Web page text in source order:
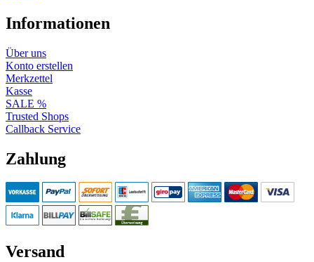
Informationen
Über uns
Konto erstellen
Merkzettel
Kasse
SALE %
Trusted Shops
Callback Service
Zahlung
Versand